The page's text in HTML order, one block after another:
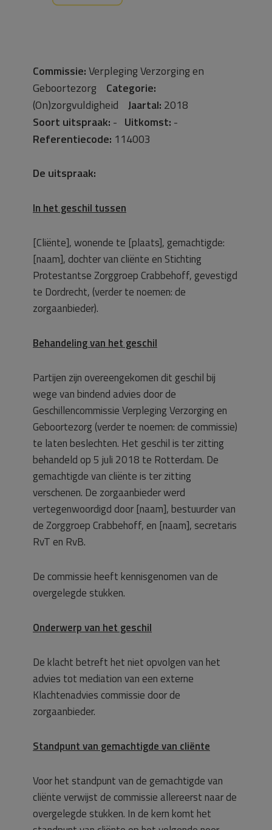
Commissie:Verpleging Verzorging en
Geboortezorg Categorie:
(On)zorgvuldigheid Jaartal: 2018
Soort uitspraak: - Uitkomst: -
Referentiecode: 114003
De uitspraak:
In het geschil tussen
[Cliënte], wonende te [plaats], gemachtigde:
[naam], dochter van cliënte en Stichting
Protestantse Zorggroep Crabbehoff, gevestigd
te Dordrecht, (verder te noemen: de
zorgaanbieder).
Behandeling van het geschil
Partijen zijn overeengekomen dit geschil bij
wege van bindend advies door de
Geschillencommissie Verpleging Verzorging en
Geboortezorg (verder te noemen: de commissie)
te laten beslechten. Het geschil is ter zitting
behandeld op 5 juli 2018 te Rotterdam. De
gemachtigde van cliënte is ter zitting
verschenen. De zorgaanbieder werd
vertegenwoordigd door [naam], bestuurder van
de Zorggroep Crabbehoff, en [naam], secretaris
RvT en RvB.
De commissie heeft kennisgenomen van de
overgelegde stukken.
Onderwerp van het geschil
De klacht betreft het niet opvolgen van het
advies tot mediation van een externe
Klachtenadvies commissie door de
zorgaanbieder.
Standpunt van gemachtigde van cliënte
Voor het standpunt van de gemachtigde van
cliënte verwijst de commissie allereerst naar de
overgelegde stukken. In de kern komt het